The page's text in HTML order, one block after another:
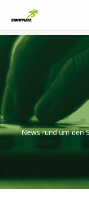
News rund um den